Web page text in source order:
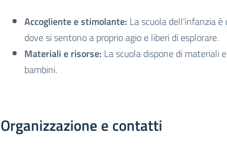
Accogliente e stimolante: La scuola dell'infanzia
dove si sentono a proprio agio e liberi di esplorare.
Materiali e risorse: La scuola dispone di materiali
bambini.
Organizzazione e contatti